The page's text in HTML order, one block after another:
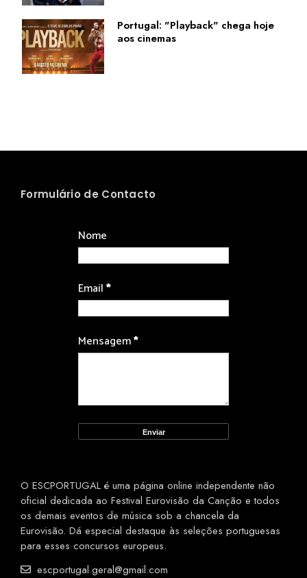
Portugal: "Playback" chega hoje
aos cinemas
Formulário de Contacto
Nome
Email*
Mensagem*
O ESCPORTUGAL é uma página online independente não
oficial dedicada ao Festival Eurovisão da Canção e todos
os demais eventos de música sob a chancela da
Eurovisão. Dá especial destaque às seleções portuguesas
para esses concursos europeus.
escportugal.geral@gmail.com